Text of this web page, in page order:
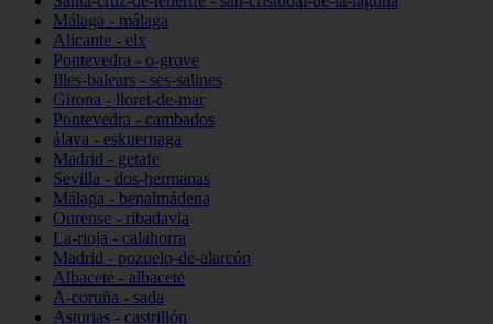
Málaga - málaga
Alicante - elx
Pontevedra - o-grove
Illes-balears - ses-salines
Girona - lloret-de-mar
Pontevedra - cambados
álava - eskuernaga
Madrid - getafe
Sevilla - dos-hermanas
Málaga - benalmádena
Ourense - ribadavia
La-rioja - calahorra
Madrid - pozuelo-de-alarcón
Albacete - albacete
A-coruña - sada
Asturias - castrillón